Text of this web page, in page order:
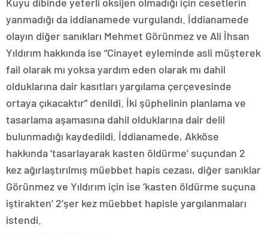
Kuyu dibinde yeterli oksijen olmadığı için cesetlerin
yanmadığı da iddianamede vurgulandı. İddianamede
olayın diğer sanıkları Mehmet Görünmez ve Ali İhsan
Yıldırım hakkında ise “Cinayet eyleminde asli müşterek
fail olarak mı yoksa yardım eden olarak mı dahil
olduklarına dair kasıtları yargılama çerçevesinde
ortaya çıkacaktır” denildi. İki şüphelinin planlama ve
tasarlama aşamasına dahil olduklarına dair delil
bulunmadığı kaydedildi. İddianamede, Akköse
hakkında ‘tasarlayarak kasten öldürme’ suçundan 2
kez ağırlaştırılmış müebbet hapis cezası, diğer sanıklar
Görünmez ve Yıldırım için ise ‘kasten öldürme suçuna
iştirakten’ 2’şer kez müebbet hapisle yargılanmaları
istendi.